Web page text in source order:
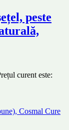
peste
curent este: